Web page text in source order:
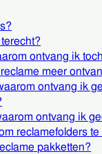
ontvang ik
meer
ontvang ik
ontvang ik
reclamefolders te
pakketten?